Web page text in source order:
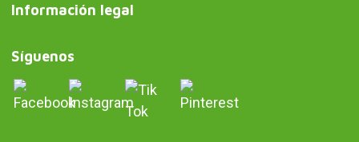
Información legal
Síguenos